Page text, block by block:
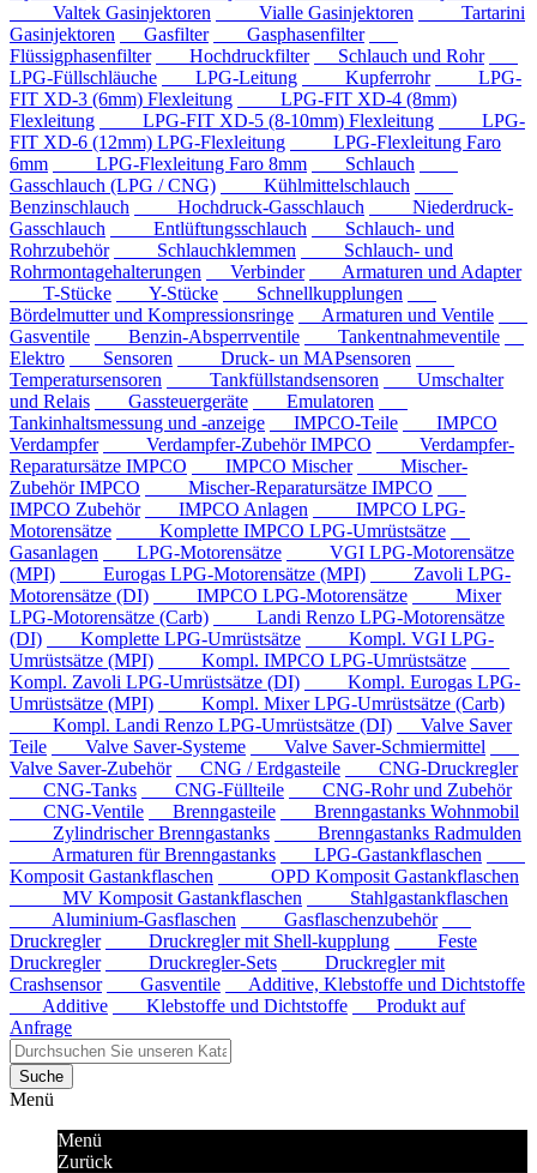
Valtek Gasinjektoren
Vialle Gasinjektoren
Tartarini
Gasinjektoren
Gasfilter
Gasphasenfilter
Flüssigphasenfilter
Hochdruckfilter
Schlauch und Rohr
LPG-Füllschläuche
LPG-Leitung Kupferrohr
LPG-
FIT XD-3 (6mm) Flexleitung
LPG-FIT XD-4 (8mm)
Flexleitung
LPG-FIT XD-5 (8-10mm) Flexleitung
LPG-
FIT XD-6 (12mm) LPG-Flexleitung
LPG-Flexleitung Faro
6mm
LPG-Flexleitung Faro 8mm
Schlauch
Gasschlauch (LPG / CNG)
Kühlmittelschlauch
Benzinschlauch
Hochdruck-Gasschlauch
Niederdruck-
Gasschlauch
Entlüftungsschlauch
Schlauch- und
Rohrzubehör
Schlauchklemmen
Schlauch- und
Rohrmontagehalterungen
Verbinder
Armaturen und Adapter
T-Stücke
Y-Stücke
Schnellkupplungen
Bördelmutter und Kompressionsringe
Armaturen und Ventile
Gasventile
Benzin-Absperrventile
Tankentnahmeventile
Elektro
Sensoren
Druck- un MAPsensoren
Temperatursensoren
Tankfüllstandsensoren
Umschalter
und Relais
Gassteuergeräte
Emulatoren
Tankinhaltsmessung und -anzeige
IMPCO-Teile
IMPCO
Verdampfer
Verdampfer-Zubehör IMPCO
Verdampfer-
Reparatursätze IMPCO
IMPCO Mischer
Mischer-
Zubehör IMPCO
Mischer-Reparatursätze IMPCO
IMPCO Zubehör
IMPCO Anlagen
IMPCO LPG-
Motorensätze
Komplette IMPCO LPG-Umrüstsätze
Gasanlagen
LPG-Motorensätze
VGI LPG-Motorensätze
(MPI)
Eurogas LPG-Motorensätze (MPI)
Zavoli LPG-
Motorensätze (DI)
IMPCO LPG-Motorensätze
Mixer
LPG-Motorensätze (Carb)
Landi Renzo LPG-Motorensätze
(DI)
Komplette LPG-Umrüstsätze
Kompl. VGI LPG-
Umrüstsätze (MPI)
Kompl. IMPCO LPG-Umrüstsätze
Kompl. Zavoli LPG-Umrüstsätze (DI)
Kompl. Eurogas LPG-
Umrüstsätze (MPI)
Kompl. Mixer LPG-Umrüstsätze (Carb)
Kompl. Landi Renzo LPG-Umrüstsätze (DI)
Valve Saver
Teile
Valve Saver-Systeme
Valve Saver-Schmiermittel
Valve Saver-Zubehör
CNG / Erdgasteile
CNG-Druckregler
CNG-Tanks
CNG-Füllteile
CNG-Rohr und Zubehör
CNG-Ventile
Brenngasteile
Brenngastanks Wohnmobil
Zylindrischer Brenngastanks
Brenngastanks Radmulden
Armaturen für Brenngastanks
LPG-Gastankflaschen
Komposit Gastankflaschen
OPD Komposit Gastankflaschen
MV Komposit Gastankflaschen
Stahlgastankflaschen
Aluminium-Gasflaschen
Gasflaschenzubehör
Druckregler
Druckregler mit Shell-kupplung
Feste
Druckregler
Druckregler-Sets
Druckregler mit
Crashsensor
Gasventile
Additive, Klebstoffe und Dichtstoffe
Additive
Klebstoffe und Dichtstoffe
Produkt auf
Anfrage
Suche
Menü
Menü
Zurück